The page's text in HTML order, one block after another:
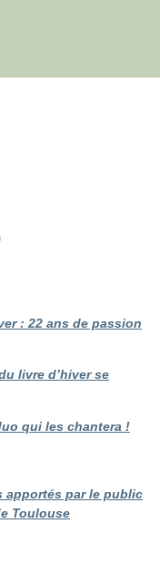
: 22 ans de passion
livre d’hiver se
qui les chantera !
apportés par le public
Toulouse